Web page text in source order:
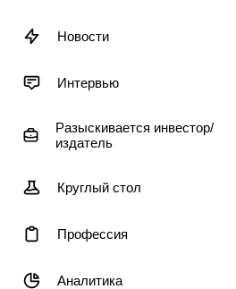
Новости
Интервью
Разыскивается инвестор/
издатель
Круглый стол
Профессия
Аналитика